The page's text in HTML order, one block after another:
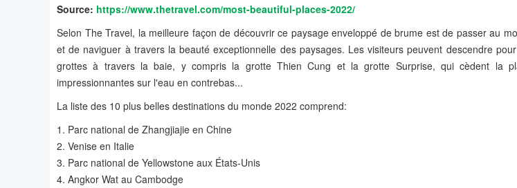
Source: https://www.thetravel.com/most-beautiful-places-2022/
Selon The Travel, la meilleure façon de découvrir ce paysage enveloppé de brume est de passer au
et de naviguer à travers la beauté exceptionnelle des paysages. Les visiteurs peuvent descendre
grottes à travers la baie, y compris la grotte Thien Cung et la grotte Surprise, qui cèdent la
impressionnantes sur l'eau en contrebas...
La liste des 10 plus belles destinations du monde 2022 comprend:
1. Parc national de Zhangjiajie en Chine
2. Venise en Italie
3. Parc national de Yellowstone aux États-Unis
4. Angkor Wat au Cambodge